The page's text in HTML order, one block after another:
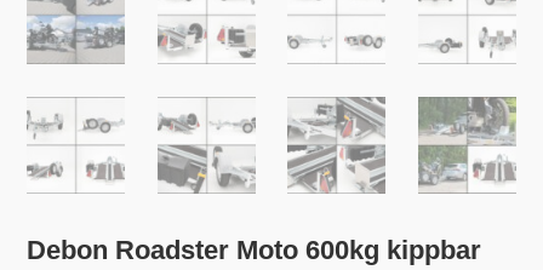
Debon Roadster Moto 600kg kippbar